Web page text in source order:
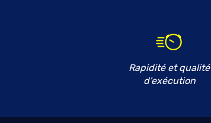
Rapidité et qualité
d'exécution